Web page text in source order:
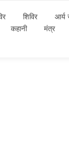
शिविर आर्य
कहानी
मंत्र